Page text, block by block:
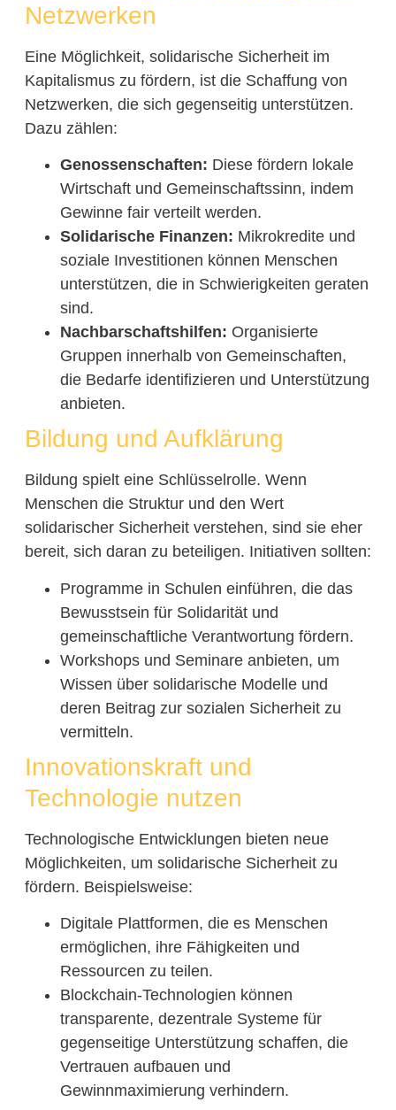
Netzwerken
Eine Möglichkeit, solidarische Sicherheit im
Kapitalismus zu fördern, ist die Schaffung von
Netzwerken, die sich gegenseitig unterstützen.
Dazu zählen:
Genossenschaften: Diese fördern lokale
Wirtschaft und Gemeinschaftssinn, indem
Gewinne fair verteilt werden.
Solidarische Finanzen: Mikrokredite und
soziale Investitionen können Menschen
unterstützen, die in Schwierigkeiten geraten
sind.
Nachbarschaftshilfen: Organisierte
Gruppen innerhalb von Gemeinschaften,
die Bedarfe identifizieren und Unterstützung
anbieten.
Bildung und Aufklärung
Bildung spielt eine Schlüsselrolle. Wenn
Menschen die Struktur und den Wert
solidarischer Sicherheit verstehen, sind sie eher
bereit, sich daran zu beteiligen. Initiativen sollten:
Programme in Schulen einführen, die das
Bewusstsein für Solidarität und
gemeinschaftliche Verantwortung fördern.
Workshops und Seminare anbieten, um
Wissen über solidarische Modelle und
deren Beitrag zur sozialen Sicherheit zu
vermitteln.
Innovationskraft und
Technologie nutzen
Technologische Entwicklungen bieten neue
Möglichkeiten, um solidarische Sicherheit zu
fördern. Beispielsweise:
Digitale Plattformen, die es Menschen
ermöglichen, ihre Fähigkeiten und
Ressourcen zu teilen.
Blockchain-Technologien können
transparente, dezentrale Systeme für
gegenseitige Unterstützung schaffen, die
Vertrauen aufbauen und
Gewinnmaximierung verhindern.